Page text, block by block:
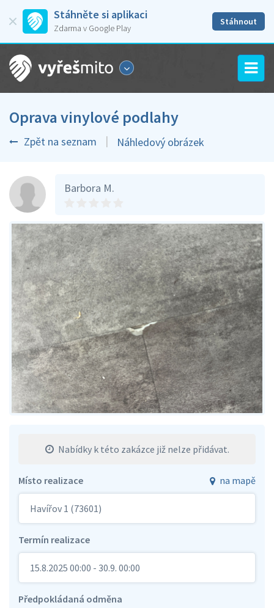
Stáhněte si aplikaci
Zdarma v Google Play
Stáhnout
Oprava vinylové podlahy
Zpět na seznam Náhledový obrázek
Barbora M.
Nabídky k této zakázce již nelze přidávat.
Místo realizace na mapě
Havířov 1 (73601)
Termín realizace
15.8.2025 00:00 - 30.9. 00:00
Předpokládaná odměna